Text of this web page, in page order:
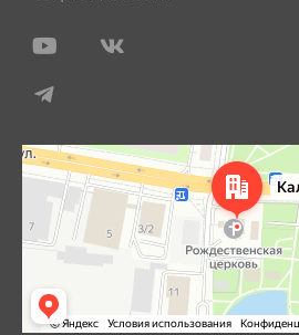
Королёв
Яндекс Карты — транспорт, навигация,